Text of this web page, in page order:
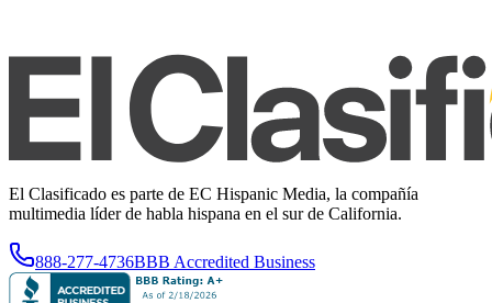
El Clasificado es parte de EC Hispanic Media, la compañía
multimedia líder de habla hispana en el sur de California.
888-277-4736BBB Accredited Business